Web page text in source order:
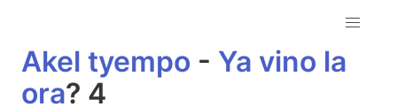
Akel tyempo - Ya vino la
ora? 4